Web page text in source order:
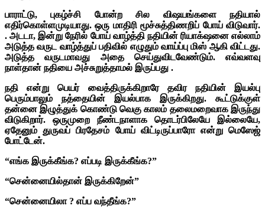
பாராட்டு, புகழ்ச்சி போன்ற சில விஷயங்களை நதியால்
எதிர்கொள்ளமுடியாது. ஒரு மாதிரி மூச்சுத்திணறிப் போய் விடுவார்.
. அடடா, இன்று நேரில் போய் வாழ்த்தி நதியின் ரியாக்‌ஷனை எல்லாம்
அடுத்த வருட வாழ்த்துப் பதிவில் எழுதும் வாய்ப்பு மிஸ் ஆகி விட்டது.
அடுத்த வருடமாவது அதை செய்துவிடவேண்டும். எவ்வளவு
நாள்தான் நதியை அச்சுறுத்தாமல் இருப்பது .
நதி என்று பெயர் வைத்திருக்கிறாரே தவிர நதியின் இயல்பு
பெரும்பாலும் நத்தையின் இயல்பாக இருக்கிறது. கூட்டுக்குள்
தன்னை இழுத்துக் கொண்டு வெகு காலம் தலைமறைவாக இருந்து
விடுகிறார். ஒருமுறை நீண்டநாளாக தொடர்பிலேயே இல்லையே,
ஏதேனும் துருவப் பிரதேசம் போய் விட்டிருப்பாரோ என்று மெஸேஜ்
போட்டேன்.
“எங்க இருக்கீங்க? எப்படி இருக்கீங்க?”
“சென்னையில்தான் இருக்கிறேன்”
“சென்னையிலா ? எப்ப வந்தீங்க?”